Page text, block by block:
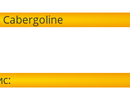
Cabergoline